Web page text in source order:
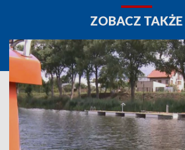
ZOBACZ TAKŻE